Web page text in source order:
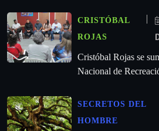
CRISTÓBAL
ROJAS
Cristóbal Rojas se
Nacional de
SECRETOS DEL
HOMBRE